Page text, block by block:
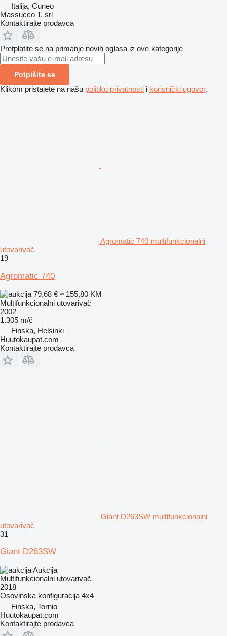
Italija, Cuneo
Massucco T. srl
Kontaktirajte prodavca
Pretplatite se na primanje novih oglasa iz ove kategorije
Potpišite se
Klikom pristajete na našu politiku privatnosti i korisnički ugovor.
Agromatic 740 multifunkcionalni
utovarivač
19
Agromatic 740
79,68 € ≈ 155,80 KM
Multifunkcionalni utovarivač
2002
1.305 m/č
Finska, Helsinki
Huutokaupat.com
Kontaktirajte prodavca
Giant D263SW multifunkcionalni
utovarivač
31
Giant D263SW
Aukcija
Multifunkcionalni utovarivač
2018
Osovinska konfiguracija 4x4
Finska, Tornio
Huutokaupat.com
Kontaktirajte prodavca